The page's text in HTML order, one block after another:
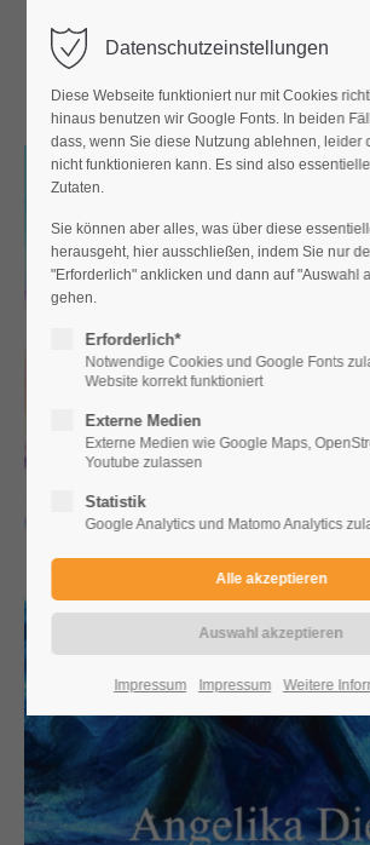
Datenschutzeinstellungen
Diese Webseite funktioniert nur mit Cookies
hinaus benutzen wir Google Fonts. In beiden
dass, wenn Sie diese Nutzung ablehnen, leider
nicht funktionieren kann. Es sind also
Zutaten.
Sie können aber alles, was über diese
herausgeht, hier ausschließen, indem Sie nur
"Erforderlich" anklicken und dann auf "Auswahl
gehen.
Erforderlich*
Notwendige Cookies und Google Fonts
Website korrekt funktioniert
Externe Medien
Externe Medien wie Google Maps,
Youtube zulassen
Statistik
Google Analytics und Matomo Analytics
Impressum Impressum Weitere